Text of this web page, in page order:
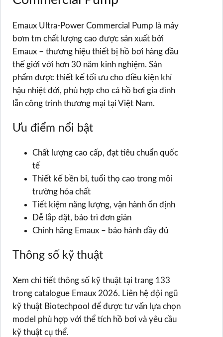
Emaux Ultra-Power Commercial Pump là máy
bơm tm chất lượng cao được sản xuất bởi
Emaux – thương hiệu thiết bị hồ bơi hàng đầu
thế giới với hơn 30 năm kinh nghiệm. Sản
phẩm được thiết kế tối ưu cho điều kiện khí
hậu nhiệt đới, phù hợp cho cả hồ bơi gia đình
lẫn công trình thương mại tại Việt Nam.
Ưu điểm nổi bật
Chất lượng cao cấp, đạt tiêu chuẩn quốc
tế
Thiết kế bền bỉ, tuổi thọ cao trong môi
trường hóa chất
Tiết kiệm năng lượng, vận hành ổn định
Dễ lắp đặt, bảo trì đơn giản
Chính hãng Emaux – bảo hành đầy đủ
Thông số kỹ thuật
Xem chi tiết thông số kỹ thuật tại trang 133
trong catalogue Emaux 2026. Liên hệ đội ngũ
kỹ thuật Biotechpool để được tư vấn lựa chọn
model phù hợp với thể tích hồ bơi và yêu cầu
kỹ thuật cụ thể.